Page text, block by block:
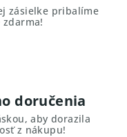
zásielke pribalíme
doručenia
aby dorazila
z nákupu!